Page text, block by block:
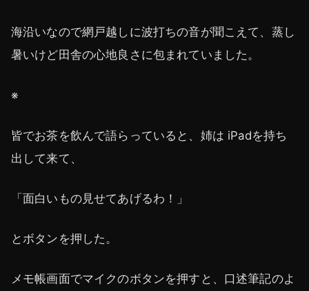
海沿いなので網戸越しに波打ちの音が聞こえて、蒸し
暑いけど田舎の心地良さに包まれていました。
※
皆でお茶を飲んで語らっていると、姉は iPadを持ち
出して来て、
「面白いもの見せてあげるわ！」
とボタンを押した。
メモ帳画面でマイクのボタンを押すと、口述筆記のよ